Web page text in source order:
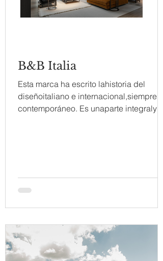
B&B Italia
Esta marca ha escrito lahistoria del
diseñoitaliano e internacional,siempre
contemporáneo. Es unaparte integraly